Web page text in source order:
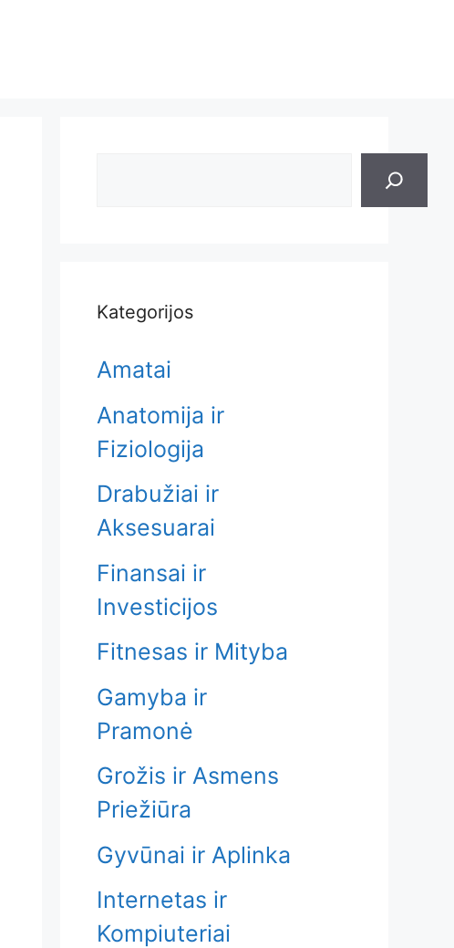
Kategorijos
Amatai
Anatomija ir
Fiziologija
Drabužiai ir
Aksesuarai
Finansai ir
Investicijos
Fitnesas ir Mityba
Gamyba ir
Pramonė
Grožis ir Asmens
Priežiūra
Gyvūnai ir Aplinka
Internetas ir
Kompiuteriai